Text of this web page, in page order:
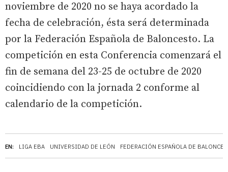
EN: LIGA EBA UNIVERSIDAD DE LEÓN FEDERACIÓN ESPAÑOLA DE
noviembre de 2020 no se haya acordado la
fecha de celebración, ésta será determinada
por la Federación Española de Baloncesto. La
competición en esta Conferencia comenzará el
fin de semana del 23-25 de octubre de 2020
coincidiendo con la jornada 2 conforme al
calendario de la competición.